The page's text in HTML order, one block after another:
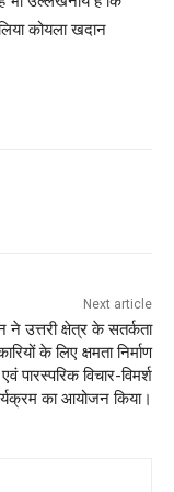
कोयला खदान
Next article
ने उत्तरी क्षेत्र के सतर्कता
के लिए क्षमता निर्माण
पारस्‍परिक विचार-विमर्श
का आयोजन किया।